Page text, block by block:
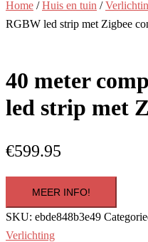
Home /Huis en tuin /
RGBW led strip met Zigbee
40 meter
led strip met
€599.95
MEER INFO!
SKU: ebde848b3e49
Verlichting